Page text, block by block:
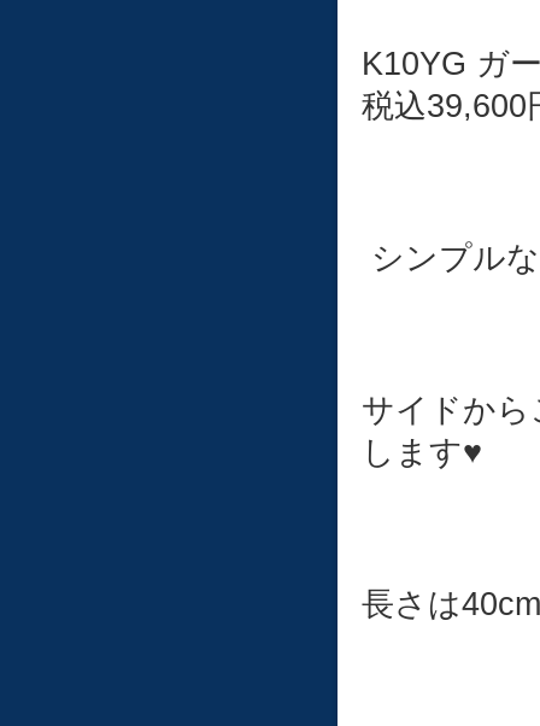
K10YG ガ
税込39,600
シンプル
サイドか
します♥
長さは